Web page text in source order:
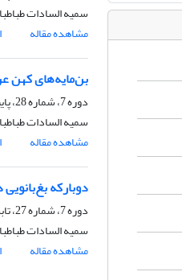
سمیه السادات
مشاهده مقاله
بن‌مایه‌های کهن
دوره 7، شماره 28، پاییز 1398، صفحه
سمیه السادات
مشاهده مقاله
دوبارکه
دوره 7، شماره 27، تابستان 1398، صفحه
سمیه السادات
مشاهده مقاله